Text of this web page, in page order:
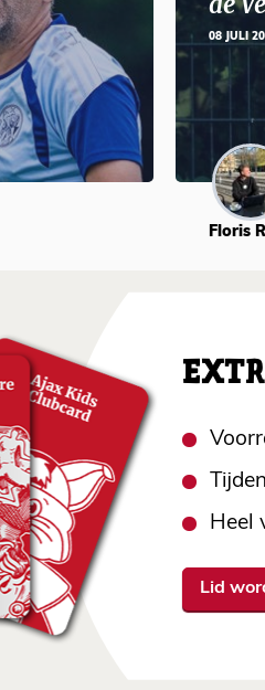
08 JULI
Floris
Heel
Lid